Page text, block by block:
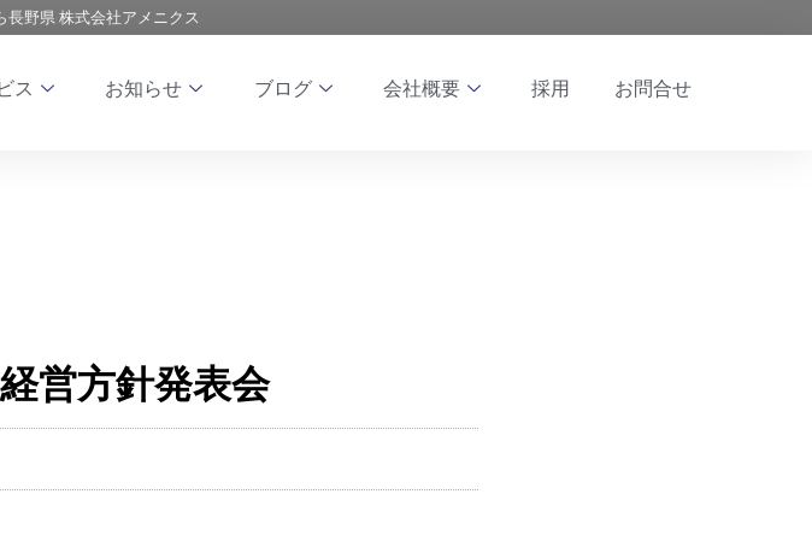
長野県 株式会社アメニクス
ス お知らせ ブログ 会社概要 採用 お問合せ
営方針発表会